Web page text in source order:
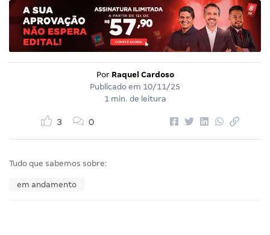
Por Raquel Cardoso
Publicado em 10/11/25
1 min. de leitura
3 0
Tudo que sabemos sobre:
em andamento